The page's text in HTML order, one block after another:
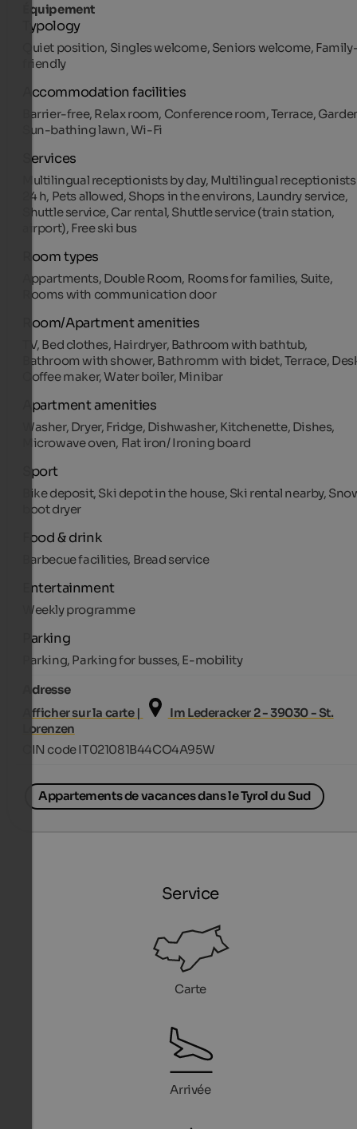
Équipement
Typology
Quiet position, Singles welcome, Seniors welcome,
friendly
Accommodation facilities
Barrier-free, Relax room, Conference room, Terrace,
Sun-bathing lawn, Wi-Fi
Services
Multilingual receptionists by day, Multilingual receptionists
24 h, Pets allowed, Shops in the environs, Laundry service,
Shuttle service, Car rental, Shuttle service (train station,
airport), Free ski bus
Room types
Appartments, Double Room, Rooms for families, Suite,
Rooms with communication door
Room/Apartment amenities
TV, Bed clothes, Hairdryer, Bathroom with bathtub,
Bathroom with shower, Bathromm with bidet, Terrace,
Coffee maker, Water boiler, Minibar
Apartment amenities
Washer, Dryer, Fridge, Dishwasher, Kitchenette, Dishes,
Microwave oven, Flat iron/ Ironing board
Sport
Bike deposit, Ski depot in the house, Ski rental nearby,
boot dryer
Food & drink
Barbecue facilities, Bread service
Entertainment
Weekly programme
Parking
Parking, Parking for busses, E-mobility
Adresse
Afficher sur la carte |
Im Lederacker 2 - 39030 - St.
Lorenzen
CIN code IT021081B44CO4A95W
Appartements de vacances dans le Tyrol du Sud
Service
Carte
Arrivée